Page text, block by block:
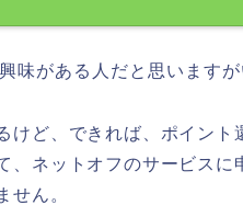
味がある人だと思います
けど、できれば、ポイント
ネットオフのサービスに
せん。